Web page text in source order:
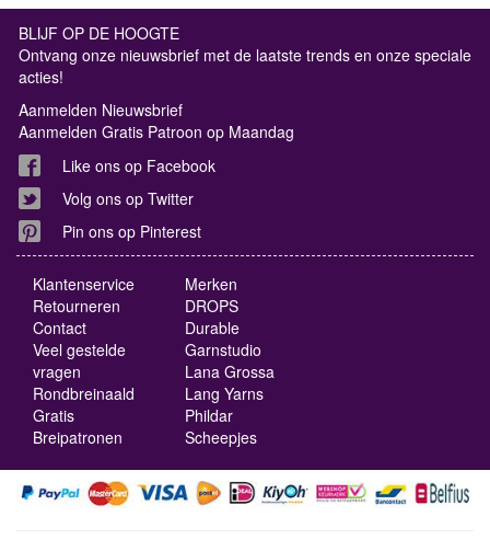
BLIJF OP DE HOOGTE
Ontvang onze nieuwsbrief met de laatste trends en onze speciale
acties!
Aanmelden Nieuwsbrief
Aanmelden Gratis Patroon op Maandag
Like ons op Facebook
Volg ons op Twitter
Pin ons op Pinterest
Klantenservice
Retourneren
Contact
Veel gestelde
vragen
Rondbreinaald
Gratis
Breipatronen
Merken
DROPS
Durable
Garnstudio
Lana Grossa
Lang Yarns
Phildar
Scheepjes